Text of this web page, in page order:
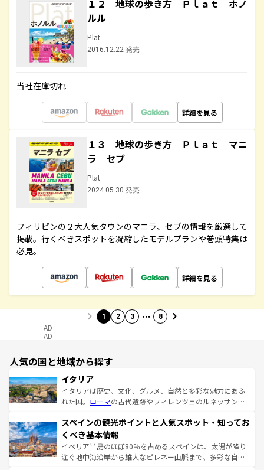
１２ 地球の歩き方 Ｐｌａｔ ホノ
ルル
Plat
2016.12.22 発売
当社在庫切れ
詳細を見る
１３ 地球の歩き方 Ｐｌａｔ マニ
ラ セブ
Plat
2024.05.30 発売
フィリピンの２大人気タウンのマニラ、セブの情報を厳選して
掲載。行くべきスポットを凝縮したモデルプランや巻頭特集は
必見。
詳細を見る
1 2 3 … 8
AD
AD
人気の国と地域から探す
イタリア
イタリアは歴史、文化、グルメ、自然と多彩な魅力にあふ
れた国。 ローマの古代遺跡やフィレンツェのルネッサンス
ろん、トスカーナの美しい田園風景やアマルフィ海岸の絶
景など、自然景観も見逃せない。観光の合間には、本場の
ピザやパスタなど、絶品のイタリア料理を堪能することも
できる。朝目覚めてから夜眠るまで、すべての瞬間を楽し
スペインの観光ポイントと人気スポット・知ってお
くべき基本情報
イベリア半島のほぼ80％を占めるスペインは、太陽が降り
注ぐ地中海沿岸から雄大なピレネー山脈まで、多彩な自然